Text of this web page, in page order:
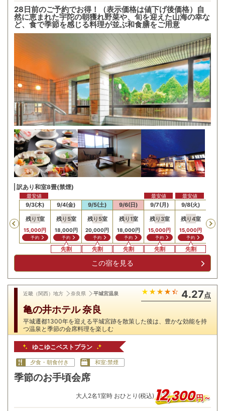
28日前のご予約でお得！（表示価格は値下げ後価格）自
然に恵まれた宇陀の朝獲れ野菜や、旬を迎えた山海の幸な
ど、食で季節を感じる料理が並ぶ和食膳をご用意
訳あり和室8畳(禁煙)
Previous
9/3(木)
残り1室
15,000円
予約
最安値
9/4(金)
残り 5室
18,000円
予約
先割
9/5(土)
残り 5室
20,000円
予約
先割
9/6(日)
残り1室
18,000円
予約
先割
9/7(月)
残り3室
15,000円
予約
先割
最安値
9/8(火)
残り4室
15,000円
予約
先割
最安値
残り
この宿を見る
近畿（関西）地方 奈良県 平城宮温泉 4.27点
亀の井ホテル 奈良
平城遷都1300年を迎える平城宮跡を散策した後は、豊かな効能を持
つ温泉と季節の会席料理を楽しむ
ゆこゆこベストプラン
夕食・朝食付き 和室:禁煙
季節のお手頃会席
大人 2名1室時 おひとり(税込)12,300円～